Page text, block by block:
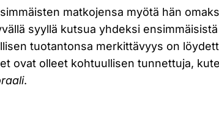
matkojensa myötä hän
syyllä kutsua yhdeksi
tuotantonsa merkittävyys on
ovat olleet kohtuullisen tunnettuja,
.